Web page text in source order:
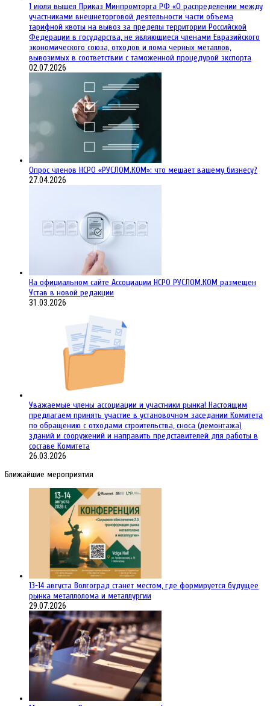
1 июля вышел Приказ Минпромторга РФ «О распределении между
участниками внешнеторговой деятельности части объема
тарифной квоты на вывоз за пределы территории Российской
Федерации в государства, не являющиеся членами Евразийского
экономического союза, отходов и лома черных металлов,
вывозимых в соответствии с таможенной процедурой экспорта
02.07.2026
Опрос членов НСРО «РУСЛОМ.КОМ»: что мешает вашему бизнесу?
27.04.2026
На официальном сайте Ассоциации НСРО РУСЛОМ.КОM размещен
Устав в новой редакции
31.03.2026
Уважаемые члены ассоциации и участники рынка! Настоящим
предлагаем принять участие в установочном заседании Комитета
по обращению с отходами строительства, сноса (демонтажа)
зданий и сооружений и направить представителей для работы в
составе Комитета
26.03.2026
Ближайшие мероприятия
13-14 августа Волгоград станет местом, где формируется будущее
рынка металлолома и металлургии
29.07.2026